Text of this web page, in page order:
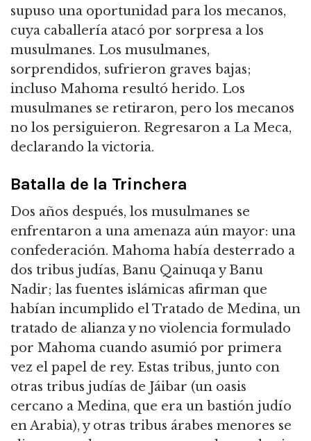
supuso una oportunidad para los mecanos,
cuya caballería atacó por sorpresa a los
musulmanes. Los musulmanes,
sorprendidos, sufrieron graves bajas;
incluso Mahoma resultó herido. Los
musulmanes se retiraron, pero los mecanos
no los persiguieron. Regresaron a La Meca,
declarando la victoria.
Batalla de la Trinchera
Dos años después, los musulmanes se
enfrentaron a una amenaza aún mayor: una
confederación. Mahoma había desterrado a
dos tribus judías, Banu Qainuqa y Banu
Nadir; las fuentes islámicas afirman que
habían incumplido el Tratado de Medina, un
tratado de alianza y no violencia formulado
por Mahoma cuando asumió por primera
vez el papel de rey. Estas tribus, junto con
otras tribus judías de Jáibar (un oasis
cercano a Medina, que era un bastión judío
en Arabia), y otras tribus árabes menores se